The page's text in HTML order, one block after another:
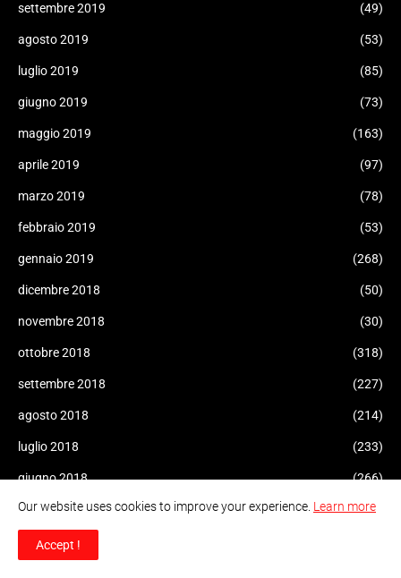
settembre 2019 (49)
agosto 2019 (53)
luglio 2019 (85)
giugno 2019 (73)
maggio 2019 (163)
aprile 2019 (97)
marzo 2019 (78)
febbraio 2019 (53)
gennaio 2019 (268)
dicembre 2018 (50)
novembre 2018 (30)
ottobre 2018 (318)
settembre 2018 (227)
agosto 2018 (214)
luglio 2018 (233)
giugno 2018 (266)
maggio 2018 (203)
aprile 2018
Our website uses cookies to improve your experience. Learn more
Accept !